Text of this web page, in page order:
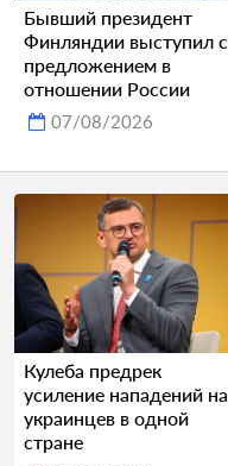
Бывший президент
Финляндии выступил с
предложением в
отношении России
07/08/2026
Кулеба предрек
усиление нападений на
украинцев в одной
стране